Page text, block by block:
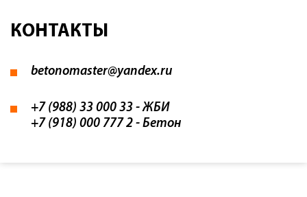
КОНТАКТЫ
betonomaster@yandex.ru
+7 (988) 33 000 33 - ЖБИ
+7 (918) 000 777 2 - Бетон